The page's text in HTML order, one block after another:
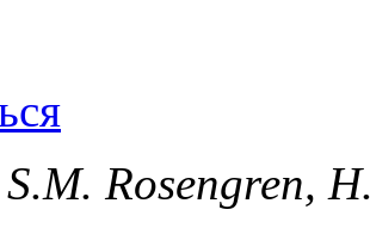
S.M. Rosengren,